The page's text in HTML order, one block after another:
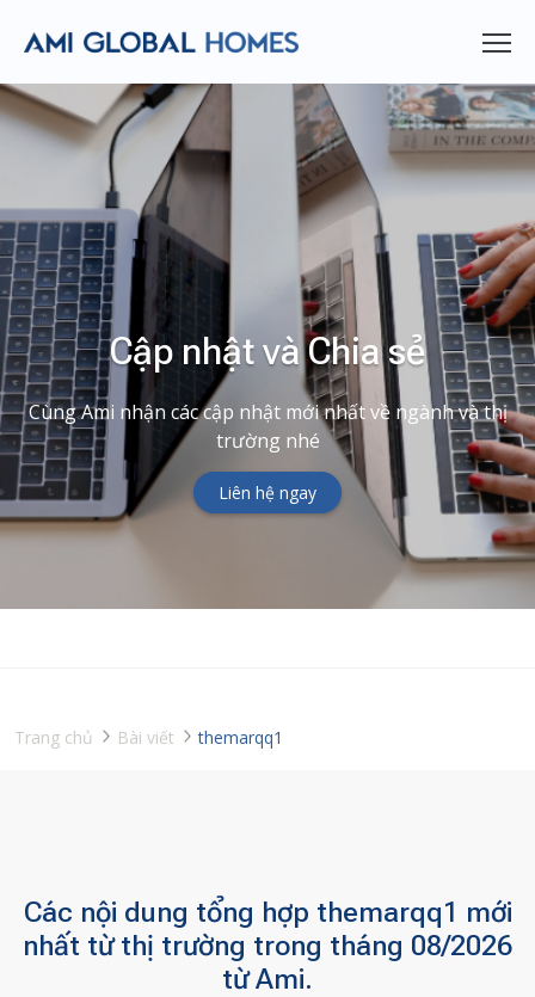
Cập nhật và Chia sẻ
Cùng Ami nhận các cập nhật mới nhất về ngành và thị
trường nhé
Liên hệ ngay
Trang chủ Bài viết themarqq1
Các nội dung tổng hợp themarqq1 mới
nhất từ thị trường trong tháng 08/2026
từ Ami.